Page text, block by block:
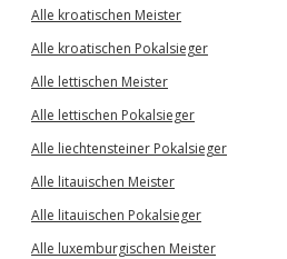
Alle kroatischen Meister
Alle kroatischen Pokalsieger
Alle lettischen Meister
Alle lettischen Pokalsieger
Alle liechtensteiner Pokalsieger
Alle litauischen Meister
Alle litauischen Pokalsieger
Alle luxemburgischen Meister